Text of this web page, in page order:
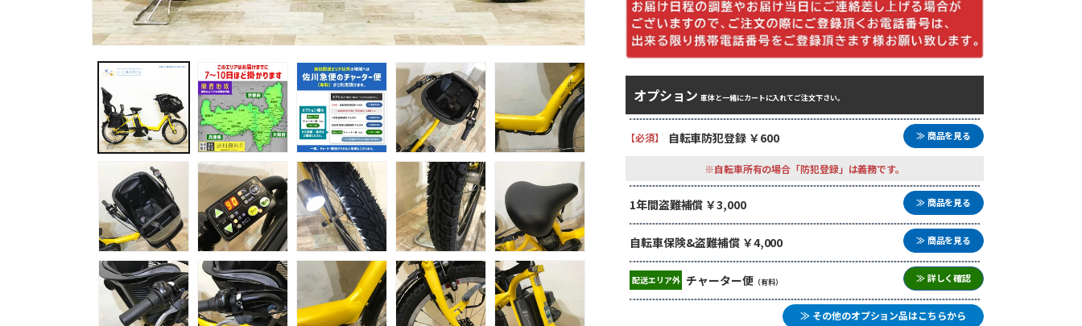
オプション車体と一緒にカートに入れてご注文下さい。
【必須】 自転車防犯登録 ￥600 ≫ 商品を見る
※自転車所有の場合「防犯登録」は義務です。
1年間盗難補償 ￥3,000 ≫ 商品を見る
自転車保険&盗難補償 ￥4,000 ≫ 商品を見る
配送エリア外 チャーター便（有料） ≫ 詳しく確認
≫ その他のオプション品はこちらから